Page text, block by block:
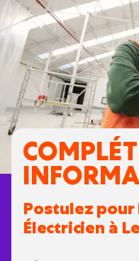
Postulez
Électricien à